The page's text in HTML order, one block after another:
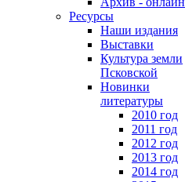
Ресурсы
Наши издания
Выставки
Культура земли
Псковской
Новинки
литературы
2010 год
2011 год
2012 год
2013 год
2014 год